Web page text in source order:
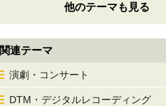
他のテーマも見る
関連テーマ
演劇・コンサート
DTM・デジタルレコーディング